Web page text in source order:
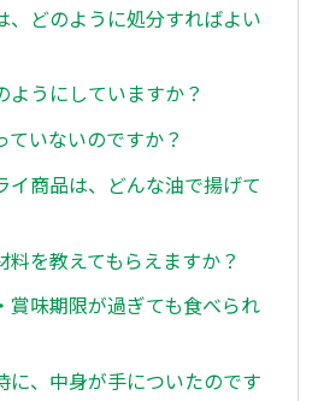
、どのように処分すればよい
ようにしていますか？
いないのですか？
イ商品は、どんな油で揚げて
料を教えてもらえますか？
賞味期限が過ぎても食べられ
に、中身が手についたのです